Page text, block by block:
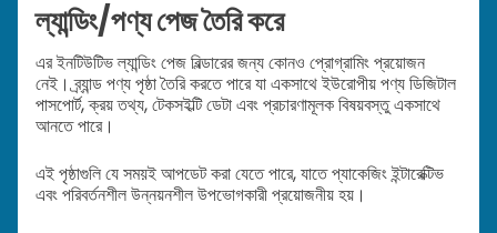
ল্যান্ডিং/পণ্য পেজ তৈরি করে
এর ইনটিউটিভ ল্যান্ডিং পেজ বিল্ডারের জন্য কোনও প্রোগ্রামিং প্রয়োজন
নেই। ব্র্যান্ড পণ্য পৃষ্ঠা তৈরি করতে পারে যা একসাথে ইউরোপীয় পণ্য ডিজিটাল
পাসপোর্ট, ক্রয় তথ্য, টেকসইল্টি ডেটা এবং প্রচারণামূলক বিষয়বস্তু একসাথে
আনতে পারে।
এই পৃষ্ঠাগুলি যে সময়ই আপডেট করা যেতে পারে, যাতে প্যাকেজিং ইন্টারেক্টিভ
এবং পরিবর্তনশীল উন্নয়নশীল উপভোগকারী প্রয়োজনীয় হয়।